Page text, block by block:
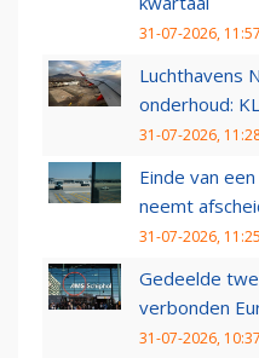
31-07-2026, 11:57
Luchthavens
onderhoud:
31-07-2026,
Einde van
neemt
31-07-2026, 11:25
Gedeelde
verbonden
31-07-2026, 10:37